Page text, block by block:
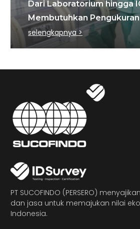
Dari Laboratorium hingga
Membutuhkan
selengkapnya >
PT SUCOFINDO (PERSERO)
dan jasa untuk memajukan nilai
Indonesia.